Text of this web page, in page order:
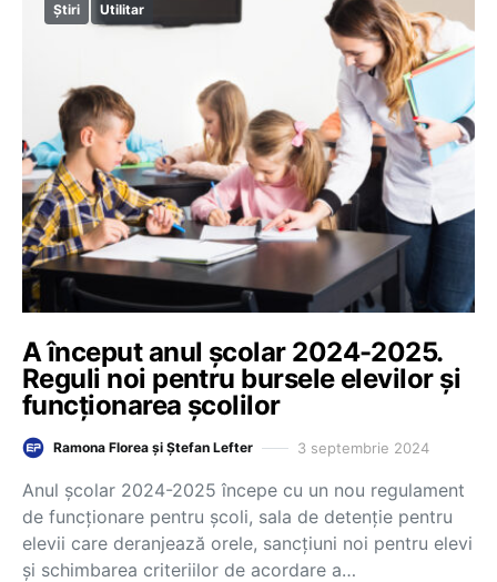
Știri Utilitar
A început anul școlar 2024-2025.
Reguli noi pentru bursele elevilor și
funcționarea școlilor
Ramona Florea și Ștefan Lefter 3 septembrie 2024
Anul școlar 2024-2025 începe cu un nou regulament
de funcționare pentru școli, sala de detenție pentru
elevii care deranjează orele, sancțiuni noi pentru elevi
și schimbarea criteriilor de acordare a…